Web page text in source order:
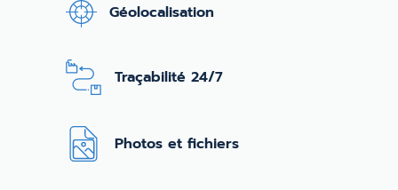
Géolocalisation
Traçabilité 24/7
Photos et fichiers